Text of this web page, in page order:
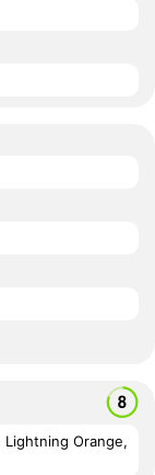
Lightning Orange,